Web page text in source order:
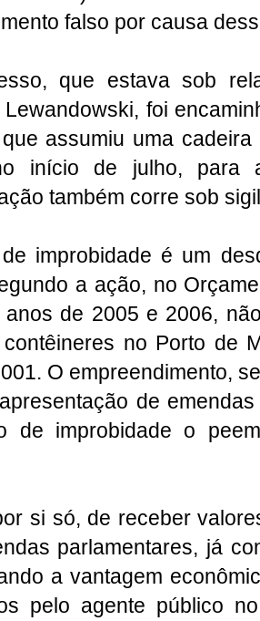
falso por causa
que estava sob
Lewandowski, foi
assumiu uma
início de julho, para
também corre sob
improbidade é um
a ação, no
de 2005 e 2006,
no Porto de
O empreendimento,
de
de improbidade o
si só, de receber
parlamentares, já
a vantagem
pelo agente público